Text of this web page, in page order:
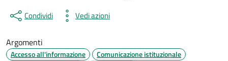
Condividi Vedi azioni
Argomenti
Accesso all'informazione
Comunicazione istituzionale